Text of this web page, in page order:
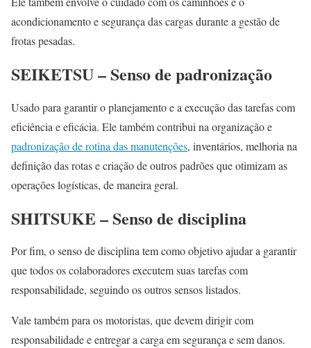
acondicionamento e segurança das cargas durante a gestão de
frotas pesadas.
SEIKETSU – Senso de padronização
Usado para garantir o planejamento e a execução das tarefas com
eficiência e eficácia. Ele também contribui na organização e
padronização de rotina das manutenções, inventários, melhoria na
definição das rotas e criação de outros padrões que otimizam as
operações logísticas, de maneira geral.
SHITSUKE – Senso de disciplina
Por fim, o senso de disciplina tem como objetivo ajudar a garantir
que todos os colaboradores executem suas tarefas com
responsabilidade, seguindo os outros sensos listados.
Vale também para os motoristas, que devem dirigir com
responsabilidade e entregar a carga em segurança e sem danos.